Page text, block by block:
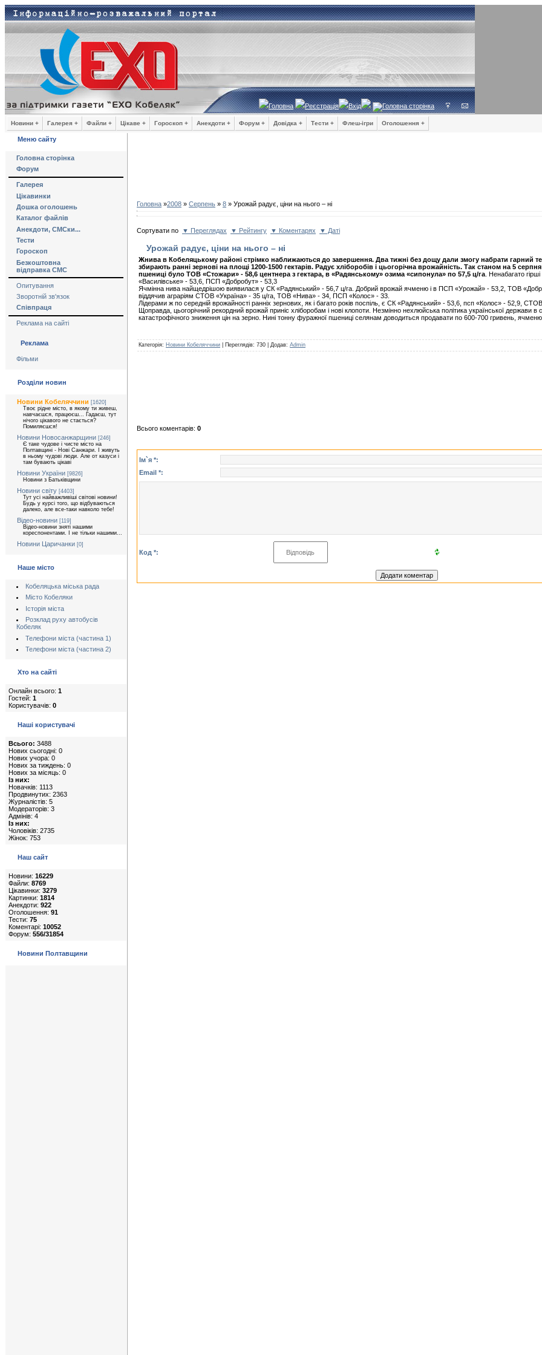
Головна Реєстрація Вхід
Новини + Галерея + Файли + Цікаве + Гороскоп + Анекдоти + Форум + Довідка + Тести + Флеш-ігри Оголошення +
Меню сайту
Головна сторінка
Форум
Галерея
Цікавинки
Дошка оголошень
Каталог файлів
Анекдоти, СМСки...
Тести
Гороскоп
Безкоштовна
відправка СМС
Опитування
Зворотній зв'язок
Співпраця
Реклама на сайті
Реклама
Фільми
Розділи новин
Новини Кобеляччини [1620]
Твоє рідне місто, в якому ти живеш,
навчаєшся, працюєш... Гадаєш, тут
нічого цікавого не стається?
Помиляєшся!
Новини Новосанжарщини [246]
Є таке чудове і чисте місто на
Полтавщині - Нові Санжари. І живуть
в ньому чудові люди. Але от казуси і
там бувають цікаві
Новини України [9826]
Новини з Батьківщини
Новини світу [4403]
Тут усі найважливіші світові новини!
Будь у курсі того, що відбуваються
далеко, але все-таки навколо тебе!
Відео-новини [119]
Відео-новини зняті нашими
кореспонентами. І не тільки нашими...
Новини Царичанки [0]
Наше місто
Кобеляцька міська рада
Місто Кобеляки
Історія міста
Розклад руху автобусів
Кобеляк
Телефони міста (частина 1)
Телефони міста (частина 2)
Хто на сайті
Онлайн всього: 1
Гостей: 1
Користувачів: 0
Наші користувачі
Всього: 3488
Нових сьогодні: 0
Нових учора: 0
Нових за тиждень: 0
Нових за місяць: 0
Із них:
Новачків: 1113
Продвинутих: 2363
Журналістів: 5
Модераторів: 3
Адмінів: 4
Із них:
Чоловіків: 2735
Жінок: 753
Наш сайт
Новини: 16229
Файли: 8769
Цікавинки: 3279
Картинки: 1814
Анекдоти: 922
Оголошення: 91
Тести: 75
Коментарі: 10052
Форум: 556/31854
Новини Полтавщини
Головна »2008 » Серпень » 8 » Урожай радує, ціни на нього – ні
Сортувати по ▼ Переглядах ▼ Рейтингу ▼ Коментарях ▼ Даті
Урожай радує, ціни на нього – ні
Жнива в Кобеляцькому районі стрімко наближаються до завершення. Два тижні без дощу дали змогу набрати гарний
збирають ранні зернові на площі 1200-1500 гектарів. Радує хліборобів і цьогорічна врожайність. Так станом на 5
пшениці було ТОВ «Стожари» - 58,6 центнера з гектара, в «Радянському» озима «сипонула» по 57,5 ц/га . Ненабагато
«Василівське» - 53,6, ПСП «Добробут» - 53,3
Ячмінна нива найщедрішою виявилася у СК «Радянський» - 56,7 ц/га. Добрий врожай ячменю і в ПСП «Урожай» - 53,2, ТОВ
віддячив аграріям СТОВ «Україна» - 35 ц/га, ТОВ «Нива» - 34, ПСП «Колос» - 33.
Лідерами ж по середній врожайності ранніх зернових, як і багато років поспіль, є СК «Радянський» - 53,6, псп «Колос» - 52,9,
Щоправда, цьогорічний рекордний врожай приніс хліборобам і нові клопоти. Незмінно нехлюйська політика української держави в
катастрофічного зниження цін на зерно. Нині тонну фуражної пшениці селянам доводиться продавати по 600-700 гривень,
Категорія: Новини Кобеляччини | Переглядів: 730 | Додав: Admin
Всього коментарів: 0
Ім`я *:
Email *:
Код *: